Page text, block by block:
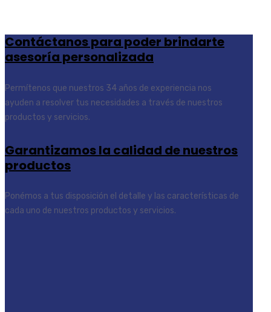
Contáctanos para poder brindarte
asesoría personalizada
Permítenos que nuestros 34 años de experiencia nos
ayuden a resolver tus necesidades a través de nuestros
productos y servicios.
Garantizamos la calidad de nuestros
productos
Ponémos a tus disposición el detalle y las características de
cada uno de nuestros productos y servicios.